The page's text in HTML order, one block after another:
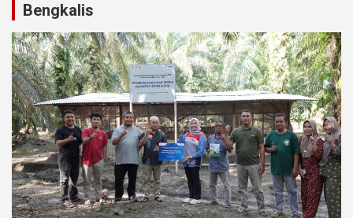
Bengkalis